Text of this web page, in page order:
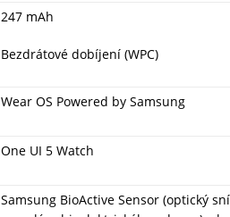
247 mAh
Bezdrátové dobíjení (WPC)
Wear OS Powered by Samsung
One UI 5 Watch
Samsung BioActive Sensor (optický